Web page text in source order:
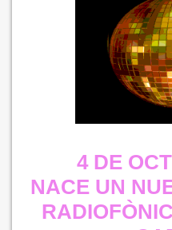
4 DE
NACE UN